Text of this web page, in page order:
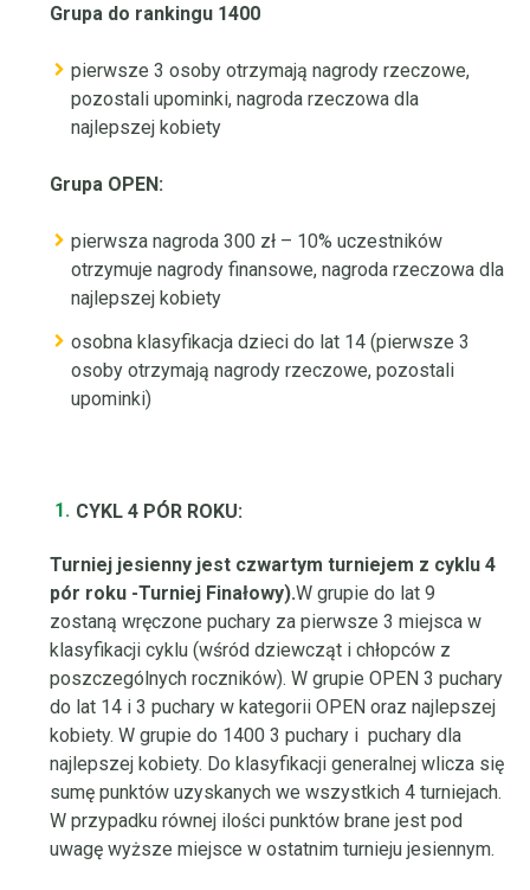
Grupa do rankingu 1400
pierwsze 3 osoby otrzymają nagrody rzeczowe,
pozostali upominki, nagroda rzeczowa dla
najlepszej kobiety
Grupa OPEN:
pierwsza nagroda 300 zł – 10% uczestników
otrzymuje nagrody finansowe, nagroda rzeczowa dla
najlepszej kobiety
osobna klasyfikacja dzieci do lat 14 (pierwsze 3
osoby otrzymają nagrody rzeczowe, pozostali
upominki)
CYKL 4 PÓR ROKU:
Turniej jesienny jest czwartym turniejem z cyklu 4
pór roku -Turniej Finałowy).W grupie do lat 9
zostaną wręczone puchary za pierwsze 3 miejsca w
klasyfikacji cyklu (wśród dziewcząt i chłopców z
poszczególnych roczników). W grupie OPEN 3 puchary
do lat 14 i 3 puchary w kategorii OPEN oraz najlepszej
kobiety. W grupie do 1400 3 puchary i puchary dla
najlepszej kobiety. Do klasyfikacji generalnej wlicza się
sumę punktów uzyskanych we wszystkich 4 turniejach.
W przypadku równej ilości punktów brane jest pod
uwagę wyższe miejsce w ostatnim turnieju jesiennym.